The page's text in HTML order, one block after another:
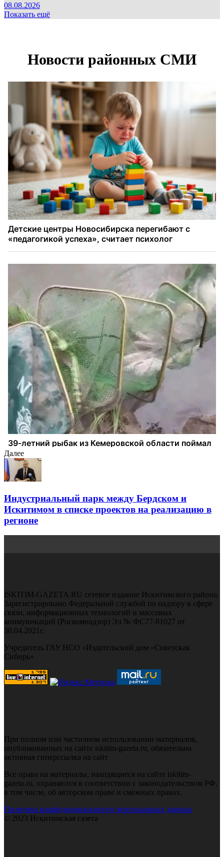
08.08.2026
Показать ещё
Далее
Индустриальный парк между Бердском и
Искитимом в списке проектов на реализацию в
регионе
ISKITIM-GAZETA.RU сетевое издание Искитимского района.
Зарегистрировано Федеральной службой по надзору в сфере
связи, информационных технологий и массовых
коммуникаций (Роскомнадзор) Эл № ФС77-81027 от
30.04.2021г.
Учредитель ГАУ НСО «Издательский дом «Советская
Сибирь»
При полном или частичном использовании материалов,
опубликованных на сайте iskitim-gazeta.ru, обязательна
активная гиперссылка на сайт
Все права на материалы, находящиеся на сайте iskitim-
gazeta.ru, охраняются в соответствии с законодательством РФ,
в том числе, об авторском праве и смежных правах.
Политика конфиденциальности персональных данных
© 2023 Искитимская газета